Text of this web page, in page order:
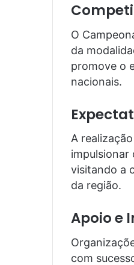
O
da
promove o
nacionais.
A
impulsionar
visitando a
da região.
Apoio e
com